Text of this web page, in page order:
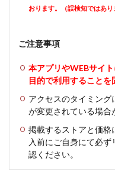
おります。（誤検知ではあり
ご注意事項
本アプリやWEBサイ
目的で利用することを
アクセスのタイミン
が変更されている場合
掲載するストアと価格
入前にご自身にて必
認ください。